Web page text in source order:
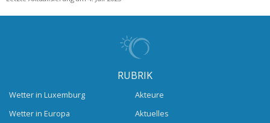
RUBRIK
Wetter in Luxemburg
Wetter in Europa
Akteure
Aktuelles